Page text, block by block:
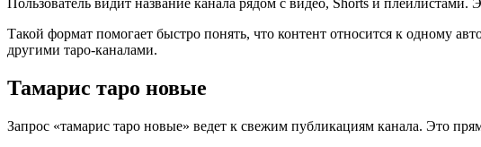
Такой формат помогает быстро понять, что контент относится к
другими таро-каналами.
Тамарис таро новые
Запрос «тамарис таро новые» ведет к свежим публикациям канала. Это